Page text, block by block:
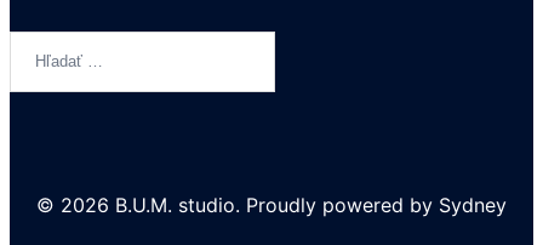
© 2026 B.U.M. studio. Proudly powered by Sydney